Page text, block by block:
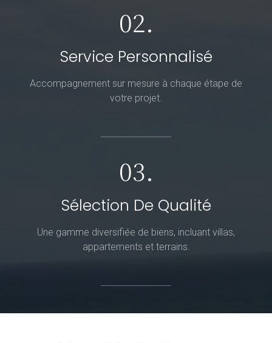
02.
Service Personnalisé
Accompagnement sur mesure à chaque étape de
votre projet.
03.
Sélection De Qualité
Une gamme diversifiée de biens, incluant villas,
appartements et terrains.